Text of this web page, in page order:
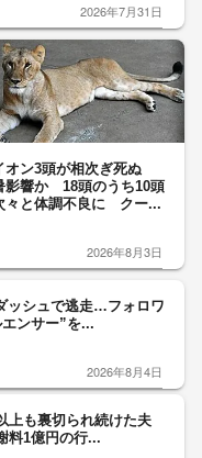
2026年7月31日
オン3頭が相次ぎ死ぬ
影響か 18頭のうち10頭
々と体調不良に クー...
2026年8月3日
ッシュで逃走…フォロワ
ンサー”を...
2026年8月4日
上も裏切られ続けた夫
料1億円の行...